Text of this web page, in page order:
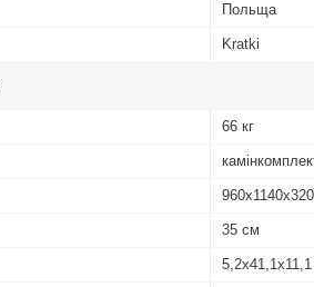
Польща
Kratki
66 кг
35 см